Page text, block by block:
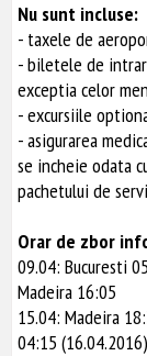
Nu sunt incluse:
- taxele de
- biletele de
exceptia celor
- excursiile
- asigurarea
se incheie odata
pachetului de
Orar de zbor
09.04: Bucuresti
Madeira 16:05
15.04: Madeira
04:15 (16.04.2016)